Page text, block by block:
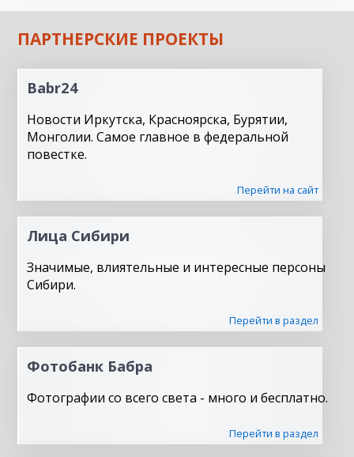
ПАРТНЕРСКИЕ ПРОЕКТЫ
Babr24
Новости Иркутска, Красноярска, Бурятии,
Монголии. Самое главное в федеральной
повестке.
Перейти на сайт
Лица Сибири
Значимые, влиятельные и интересные персоны
Сибири.
Перейти в раздел
Фотобанк Бабра
Фотографии со всего света - много и бесплатно.
Перейти в раздел